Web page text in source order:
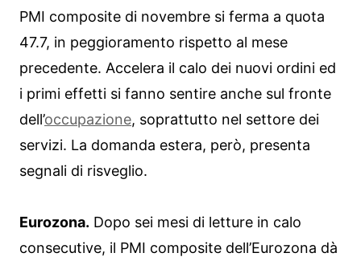
PMI composite di novembre si ferma a quota
47.7, in peggioramento rispetto al mese
precedente. Accelera il calo dei nuovi ordini ed
i primi effetti si fanno sentire anche sul fronte
dell’occupazione, soprattutto nel settore dei
servizi. La domanda estera, però, presenta
segnali di risveglio.
Eurozona. Dopo sei mesi di letture in calo
consecutive, il PMI composite dell’Eurozona dà